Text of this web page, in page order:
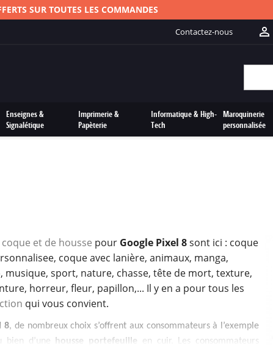
Contactez-nous 
Enseignes &
Signalétique
Imprimerie &
Papèterie
Informatique & High-
Tech
Maroquinerie
personnalisée
coque et de housse pour Google Pixel 8sont ici : coque
coque avec lanière, animaux, manga,
sport, nature, chasse, tête de mort, texture,
horreur, fleur, papillon,... Il y en a pour tous les
qui vous convient.
8, de nombreux choix s’offrent aux consommateurs à l’exemple
bien d’une housse portefeuille en cuir. Les consommateurs